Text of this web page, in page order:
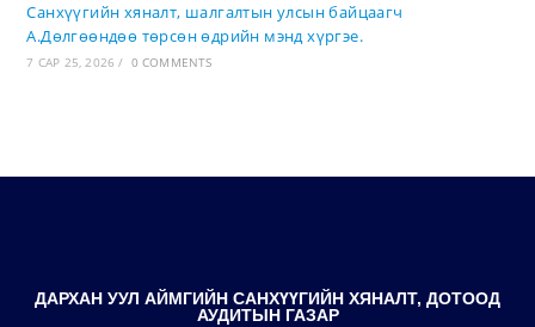
Санхүүгийн хяналт, шалгалтын улсын байцаагч
А.Дөлгөөндөө төрсөн өдрийн мэнд хүргэе.
7 САР 25, 2026 / 0 COMMENTS
ДАРХАН УУЛ АЙМГИЙН САНХҮҮГИЙН ХЯНАЛТ, ДОТООД
АУДИТЫН ГАЗАР